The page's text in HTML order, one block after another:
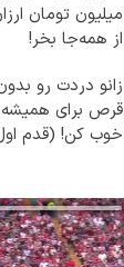
میلیون تومان
از همه‌جا بخر!
زانو دردت رو
قرص برای همیشه
خوب کن! (قدم